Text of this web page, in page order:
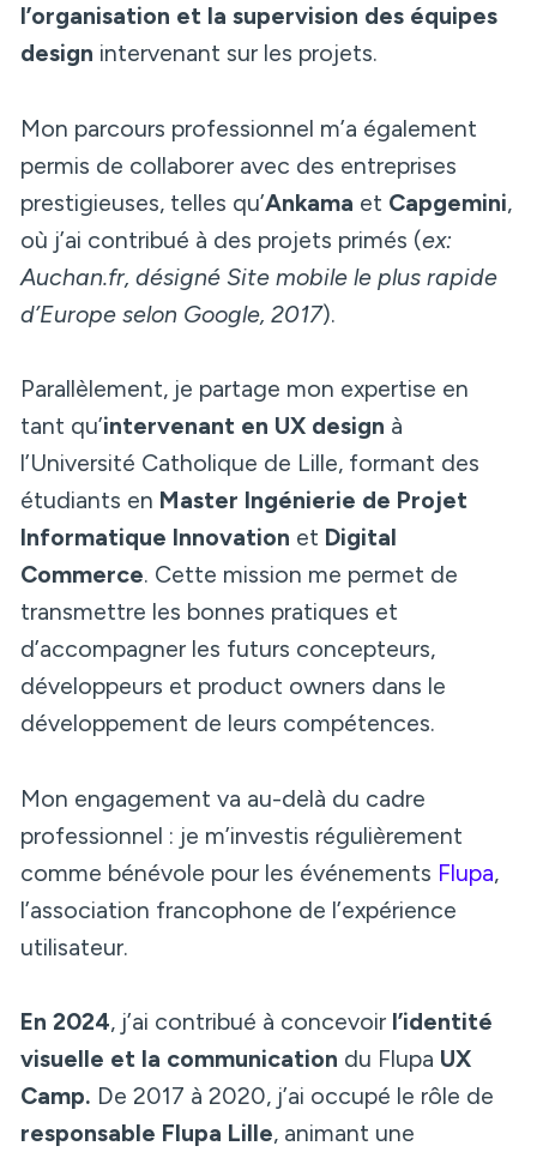
l’organisation et la supervision des équipes
design intervenant sur les projets.
Mon parcours professionnel m’a également
permis de collaborer avec des entreprises
prestigieuses, telles qu’Ankama et Capgemini,
où j’ai contribué à des projets primés (ex:
Auchan.fr, désigné Site mobile le plus rapide
d’Europe selon Google, 2017).
Parallèlement, je partage mon expertise en
tant qu’intervenant en UX design à
l’Université Catholique de Lille, formant des
étudiants en Master Ingénierie de Projet
Informatique Innovation et Digital
Commerce. Cette mission me permet de
transmettre les bonnes pratiques et
d’accompagner les futurs concepteurs,
développeurs et product owners dans le
développement de leurs compétences.
Mon engagement va au-delà du cadre
professionnel : je m’investis régulièrement
comme bénévole pour les événements Flupa,
l’association francophone de l’expérience
utilisateur.
En 2024, j’ai contribué à concevoir l’identité
visuelle et la communication du Flupa UX
Camp. De 2017 à 2020, j’ai occupé le rôle de
responsable Flupa Lille, animant une